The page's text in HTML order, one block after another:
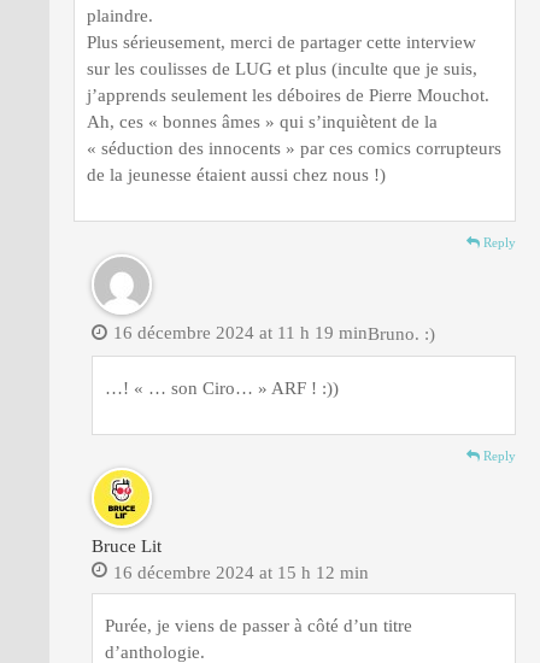
plaindre.
Plus sérieusement, merci de partager cette interview
sur les coulisses de LUG et plus (inculte que je suis,
j’apprends seulement les déboires de Pierre Mouchot.
Ah, ces « bonnes âmes » qui s’inquiètent de la
« séduction des innocents » par ces comics corrupteurs
de la jeunesse étaient aussi chez nous !)
Reply
Bruno. :)
16 décembre 2024 at 11 h 19 min
…! « … son Ciro… » ARF ! :))
Reply
Bruce Lit
16 décembre 2024 at 15 h 12 min
Purée, je viens de passer à côté d’un titre
d’anthologie.